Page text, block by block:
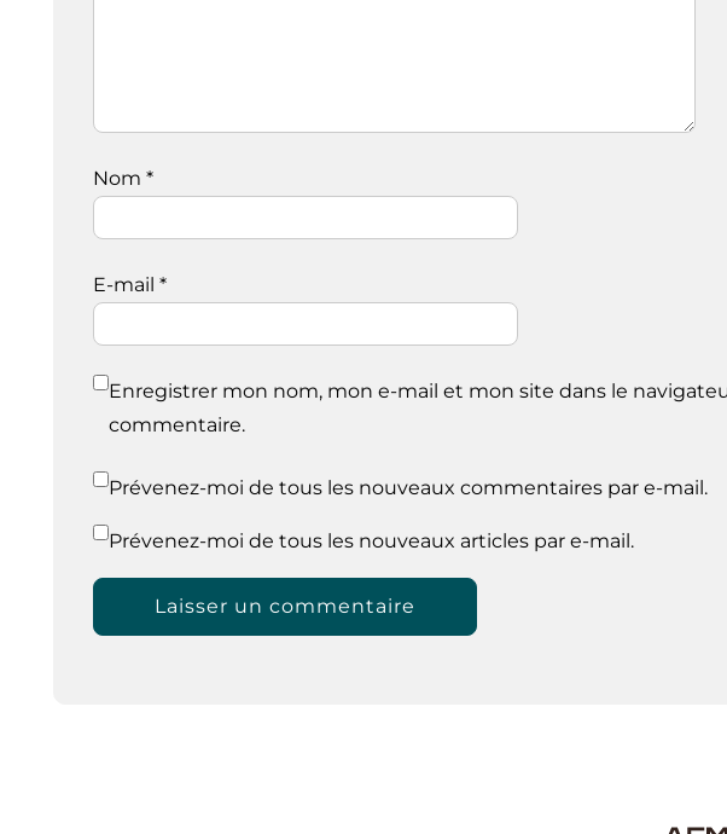
Nom *
E-mail *
Enregistrer mon nom, mon e-mail et mon site dans le
commentaire.
Prévenez-moi de tous les nouveaux commentaires par e-mail.
Prévenez-moi de tous les nouveaux articles par e-mail.